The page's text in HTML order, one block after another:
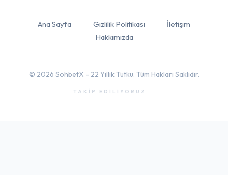
Ana Sayfa Gizlilik Politikası
İletişim
Hakkımızda
© 2026 SohbetX - 22 Yıllık Tutku. Tüm Hakları Saklıdır.
TAKİP EDİLİYORUZ...